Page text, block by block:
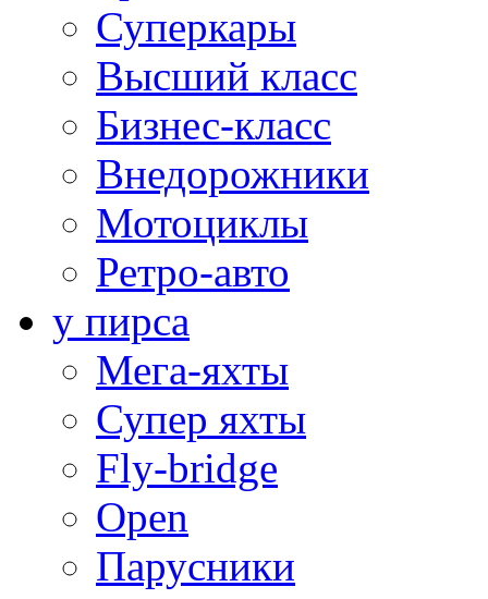
Суперкары
Высший класс
Бизнес-класс
Внедорожники
Мотоциклы
Ретро-авто
у пирса
Мега-яхты
Супер яхты
Fly-bridge
Open
Парусники